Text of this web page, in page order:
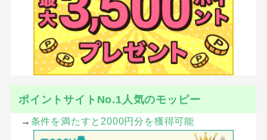
ポイントサイトNo.1人気のモッピー
→ 条件を満たすと2000円分を獲得可能